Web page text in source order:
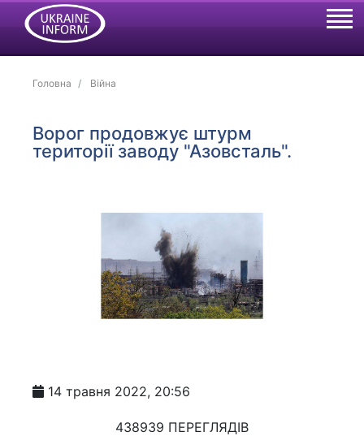
Головна Війна
Ворог продовжує штурм
території заводу "Азовсталь".
14 травня 2022, 20:56
438939 ПЕРЕГЛЯДІВ